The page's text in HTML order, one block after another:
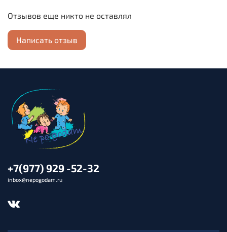
Возможность самостоятельно формировать наборы
из карточек по вашему выбору
Отзывов еще никто не оставлял
Написать отзыв
+7(977) 929 -52-32
inbox@nepogodam.ru